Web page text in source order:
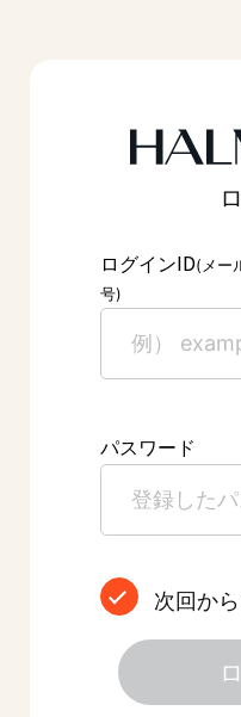
ログインID(メー
号)
パスワード
次回か